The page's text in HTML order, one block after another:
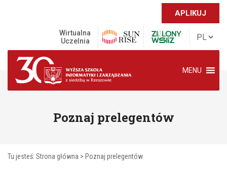
APLIKUJ
Wirtualna
Uczelnia
MENU
Poznaj prelegentów
Tu jesteś: Strona główna > Poznaj prelegentów